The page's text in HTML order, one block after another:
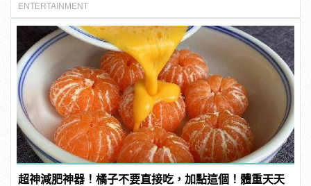
ENTERTAINMENT
超神減肥神器！橘子不要直接吃，加點這個！體重天天